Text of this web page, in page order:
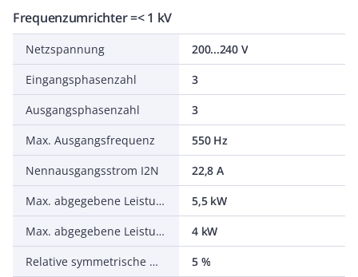
Frequenzumrichter =< 1 kV
Netzspannung
200...240 V
Eingangsphasenzahl
3
Ausgangsphasenzahl
3
Max. Ausgangsfrequenz
550 Hz
Nennausgangsstrom I2N
22,8 A
Max. abgegebene Leistung bei quadrat. Belastung bei Bemessungsausgangsspannung
5,5 kW
Max. abgegebene Leistung bei linearer Belastung bei Bemessungsausgangsspannung
4 kW
Relative symmetrische Netzfrequenztoleranz
5 %